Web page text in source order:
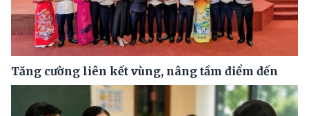
Tăng cường liên kết vùng, nâng tầm điểm đến